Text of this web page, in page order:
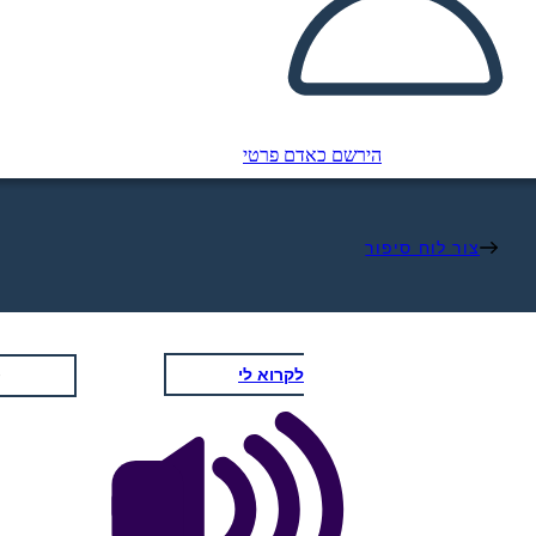
הירשם כאדם פרטי
צור לוח סיפור
לקרוא לי